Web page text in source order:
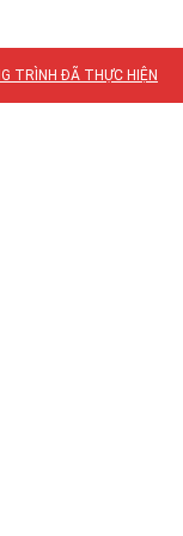
TRÌNH ĐÃ THỰC HIỆN